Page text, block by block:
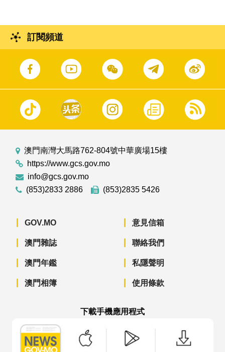
訂閱頻道
澳門南灣大馬路762-804號中華廣場15樓
https://www.gcs.gov.mo
info@gcs.gov.mo
(853)2833 2886
(853)2835 5426
GOV.MO
澳門雜誌
澳門年鑑
澳門相簿
意見信箱
聯絡我們
私隱聲明
使用條款
下載手機應用程式